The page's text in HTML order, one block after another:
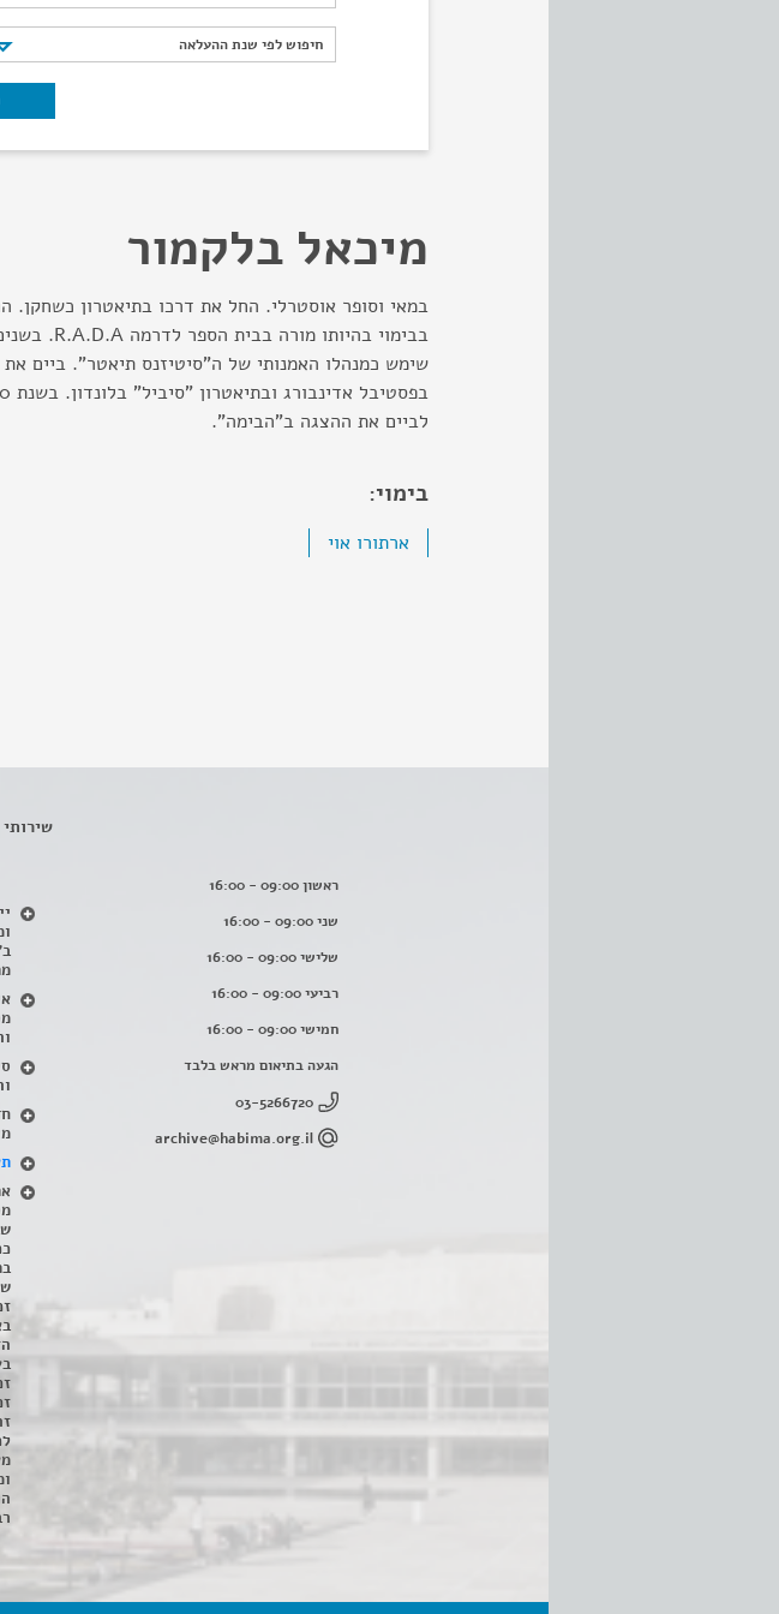
חיפוש לפי שנת ההעלאה
חיפוש לפי שנת ההעלאה
מיכאל בלקמור
במאי וסופר אוסטרלי. החל את דרכו בתיאטרון כשחקן.
שימש כמנהלו האמנותי של ה"סיטיזנס תיאטר". ביים את
לביים את ההצגה ב"הבימה".
בימוי:
ארתורו אוי
ראשון 09:00 - 16:00
שני 09:00 - 16:00
שלישי 09:00 - 16:00
רביעי 09:00 - 16:00
חמישי 09:00 - 16:00
הגעה בתיאום מראש בלבד
03-5266720
archive@habima.org.il